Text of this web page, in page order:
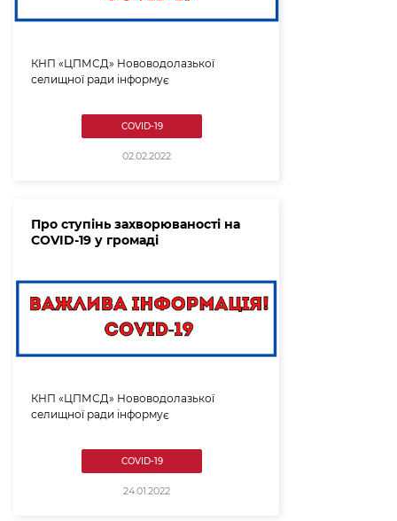
КНП «ЦПМСД» Нововодолазької
селищної ради інформує
COVID-19
02.02.2022
Про ступінь захворюваності на
COVID-19 у громаді
КНП «ЦПМСД» Нововодолазької
селищної ради інформує
COVID-19
24.01.2022